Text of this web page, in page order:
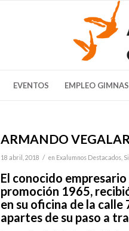
EVENTOS EMPLEO
ARMANDO
18 abril, 2018 / en Exalumnos Destacados
El conocido
promoción 1965,
en su oficina de la
apartes de su paso a